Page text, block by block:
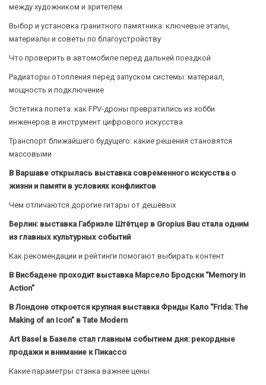
между художником и зрителем
Выбор и установка гранитного памятника: ключевые этапы,
материалы и советы по благоустройству
Что проверить в автомобиле перед дальней поездкой
Радиаторы отопления перед запуском системы: материал,
мощность и подключение
Эстетика полета: как FPV-дроны превратились из хобби
инженеров в инструмент цифрового искусства
Транспорт ближайшего будущего: какие решения становятся
массовыми
В Варшаве открылась выставка современного искусства о
жизни и памяти в условиях конфликтов
Чем отличаются дорогие гитары от дешёвых
Берлин: выставка Габриэле Штётцер в Gropius Bau стала одним
из главных культурных событий
Как рекомендации и рейтинги помогают выбирать контент
В Висбадене проходит выставка Марсело Бродски “Memory in
Action”
В Лондоне откроется крупная выставка Фриды Кало “Frida: The
Making of an Icon” в Tate Modern
Art Basel в Базеле стал главным событием дня: рекордные
продажи и внимание к Пикассо
Какие параметры станка важнее цены